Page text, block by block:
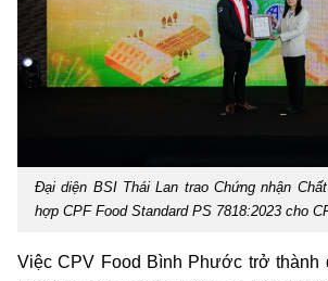
Đại diện BSI Thái Lan trao Chứng nhận
hợp CPF Food Standard PS 7818:2023 cho
Việc CPV Food Bình Phước trở thành